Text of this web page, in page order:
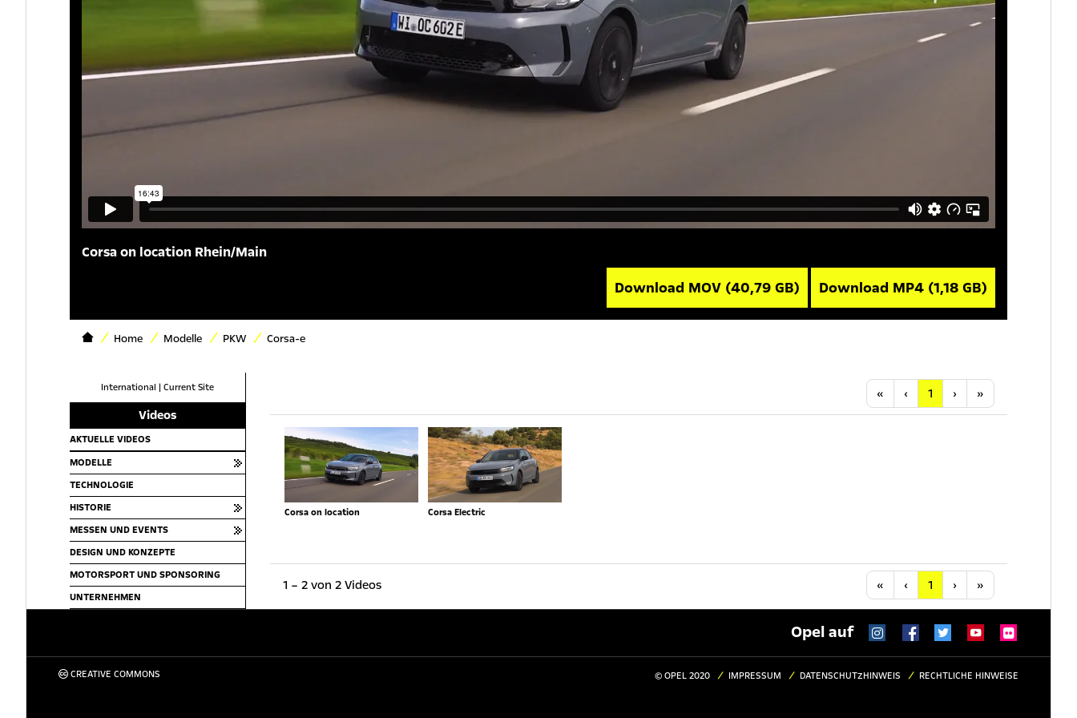
Corsa on location Rhein/Main
Download MOV (40,79 GB) Download MP4 (1,18 GB)
Home Modelle PKW Corsa-e
International | Current Site
Videos
AKTUELLE VIDEOS
MODELLE
TECHNOLOGIE
HISTORIE
MESSEN UND EVENTS
DESIGN UND KONZEPTE
MOTORSPORT UND SPONSORING
UNTERNEHMEN
« Anfang
‹ Vorherige
1 ›Nächste
»
Corsa on location Corsa Electric
1 – 2 von 2 Videos « Anfang
‹ Vorherige
1 ›Nächste
»
Opel auf
CREATIVE COMMONS © OPEL 2020 IMPRESSUM DATENSCHUTZHINWEIS RECHTLICHE HINWEISE